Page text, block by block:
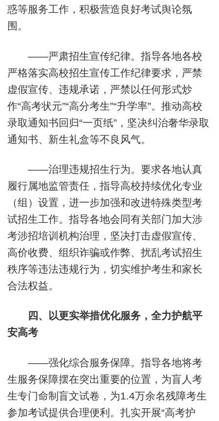
惑等服务工作，积极营造良好考试舆论氛
围。
——严肃招生宣传纪律。指导各地各校
严格落实高校招生宣传工作纪律要求，严禁
虚假宣传、违规承诺，严禁以任何形式炒
作“高考状元”“高分考生”“升学率”。推动高校
录取通知书回归“一页纸”，坚决纠治奢华录取
通知书、新生礼盒等不良风气。
——治理违规招生行为。要求各地认真
履行属地监管责任，指导高校持续优化专业
（组）设置，进一步加强和改进特殊类型考
试招生工作。指导各地会同有关部门加大涉
考涉招培训机构治理，坚决打击虚假宣传、
高价收费、组织诈骗或作弊、扰乱考试招生
秩序等违法违规行为，切实维护考生和家长
合法权益。
四、以更实举措优化服务，全力护航平
安高考
——强化综合服务保障。指导各地将考
生服务保障摆在突出重要的位置，为盲人考
生专门命制盲文试卷，为1.4万余名残障考生
参加考试提供合理便利。扎实开展“高考护